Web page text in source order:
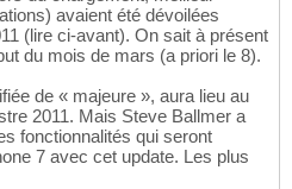
avaient été dévoilées
(lire ci-avant). On sait à présent
du mois de mars (a priori le 8).
de « majeure », aura lieu au
2011. Mais Steve Ballmer a
fonctionnalités qui seront
7 avec cet update. Les plus